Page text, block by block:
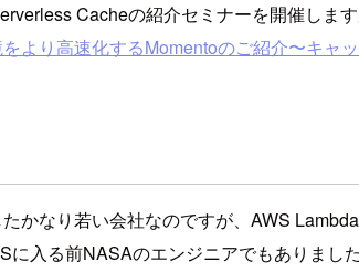
Cacheの紹介セミナーを開催しま
をより高速化するMomentoのご紹介〜キ
かなり若い会社なのですが、AWS
入る前NASAのエンジニアでもありました